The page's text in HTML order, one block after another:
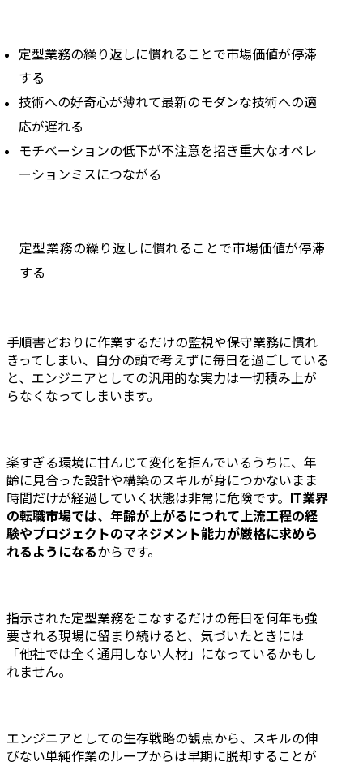
定型業務の繰り返しに慣れることで市場価値が停滞
する
技術への好奇心が薄れて最新のモダンな技術への適
応が遅れる
モチベーションの低下が不注意を招き重大なオペレ
ーションミスにつながる
定型業務の繰り返しに慣れることで市場価値が停滞
する
手順書どおりに作業するだけの監視や保守業務に慣れ
きってしまい、自分の頭で考えずに毎日を過ごしている
と、エンジニアとしての汎用的な実力は一切積み上が
らなくなってしまいます。
楽すぎる環境に甘んじて変化を拒んでいるうちに、年
齢に見合った設計や構築のスキルが身につかないまま
時間だけが経過していく状態は非常に危険です。 IT業界
の転職市場では、年齢が上がるにつれて上流工程の経
験やプロジェクトのマネジメント能力が厳格に求めら
れるようになるからです。
指示された定型業務をこなするだけの毎日を何年も強
要される現場に留まり続けると、気づいたときには
「他社では全く通用しない人材」になっているかもし
れません。
エンジニアとしての生存戦略の観点から、スキルの伸
びない単純作業のループからは早期に脱却することが